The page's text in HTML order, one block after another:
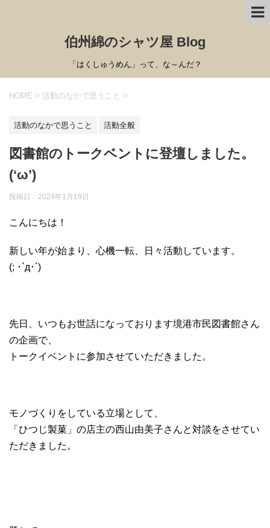
伯州綿のシャツ屋 Blog
「はくしゅうめん」って、な～んだ？
HOME > 活動のなかで思うこと >
活動のなかで思うこと 活動全般
図書館のトークベントに登壇しました。
(‘ω’)
投稿日： 2024年1月19日
こんにちは！
新しい年が始まり、心機一転、日々活動しています。
(; ･`д･´)
先日、いつもお世話になっております境港市民図書館さん
の企画で、
トークイベントに参加させていただきました。
モノづくりをしている立場として、
「ひつじ製菓」の店主の西山由美子さんと対談をさせてい
ただきました。